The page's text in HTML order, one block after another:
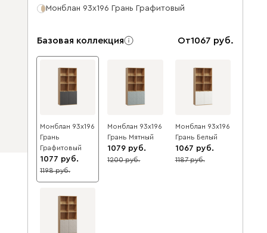
Монблан 93x196 Грань Графитовый
Базовая коллекция От1067
Монблан 93x196
Грань
Графитовый
1077
10
1198
Монблан 93x196
Грань Мятный
1079
10
1200
Монблан 93x196
Грань Белый
1067
10
1187